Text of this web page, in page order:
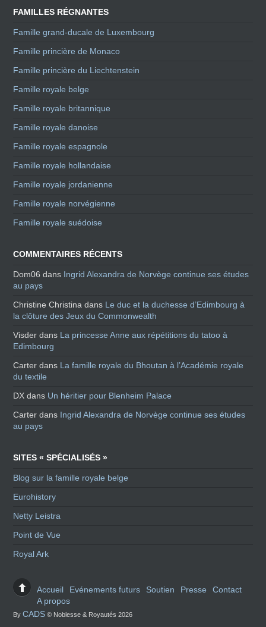
FAMILLES RÉGNANTES
Famille grand-ducale de Luxembourg
Famille princière de Monaco
Famille princière du Liechtenstein
Famille royale belge
Famille royale britannique
Famille royale danoise
Famille royale espagnole
Famille royale hollandaise
Famille royale jordanienne
Famille royale norvégienne
Famille royale suédoise
COMMENTAIRES RÉCENTS
Dom06 dans Ingrid Alexandra de Norvège continue ses études
au pays
Christine Christina dans Le duc et la duchesse d’Edimbourg à
la clôture des Jeux du Commonwealth
Visder dans La princesse Anne aux répétitions du tatoo à
Edimbourg
Carter dans La famille royale du Bhoutan à l’Académie royale
du textile
DX dans Un héritier pour Blenheim Palace
Carter dans Ingrid Alexandra de Norvège continue ses études
au pays
SITES « SPÉCIALISÉS »
Blog sur la famille royale belge
Eurohistory
Netty Leistra
Point de Vue
Royal Ark
Accueil Evénements futurs Soutien Presse
Contact
A propos
ByCADS © Noblesse & Royautés 2026